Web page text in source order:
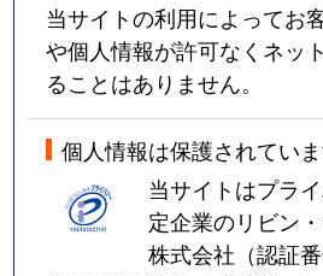
当サイトの利用によってお
や個人情報が許可なくネッ
ることはありません。
個人情報は保護されてい
当サイトはプラ
定企業のリビン
株式会社（認証番